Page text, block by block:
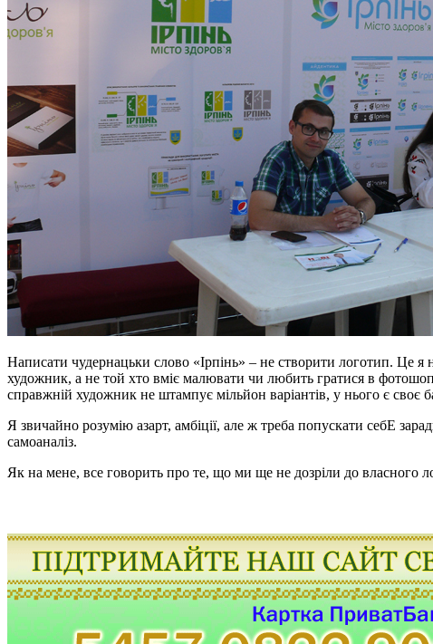
Написати чудернацьки слово «Ірпінь» – не створити логотип. Це
художник, а не той хто вміє малювати чи любить гратися в
справжній художник не штампує мільйон варіантів, у нього є своє
Я звичайно розумію азарт, амбіції, але ж треба попускати себЕ
самоаналіз.
Як на мене, все говорить про те, що ми ще не дозріли до власного